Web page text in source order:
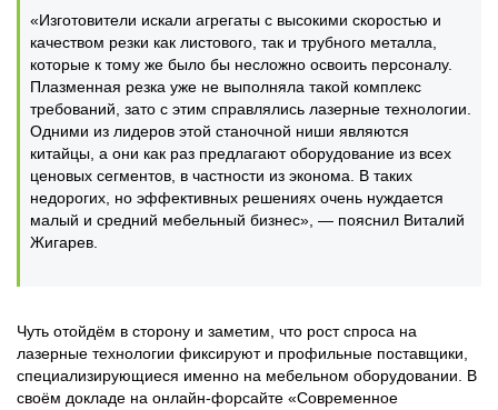
«Изготовители искали агрегаты с высокими скоростью и
качеством резки как листового, так и трубного металла,
которые к тому же было бы несложно освоить персоналу.
Плазменная резка уже не выполняла такой комплекс
требований, зато с этим справлялись лазерные технологии.
Одними из лидеров этой станочной ниши являются
китайцы, а они как раз предлагают оборудование из всех
ценовых сегментов, в частности из эконома. В таких
недорогих, но эффективных решениях очень нуждается
малый и средний мебельный бизнес», — пояснил Виталий
Жигарев.
Чуть отойдём в сторону и заметим, что рост спроса на
лазерные технологии фиксируют и профильные поставщики,
специализирующиеся именно на мебельном оборудовании. В
своём докладе на онлайн-форсайте «Современное